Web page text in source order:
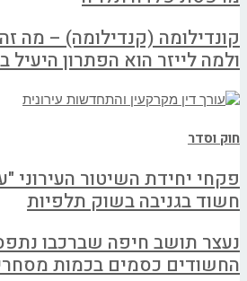
קונדילומה (קנדילומה) – מה
ולמה לייזר הוא הפתרון היעיל
חוק וסדר
פקחי יחידת השיטור העירוני
חשוד בגניבה בשוק תלפיות
נעצר תושב חיפה שברכבו
החשודים כסמים בכמות